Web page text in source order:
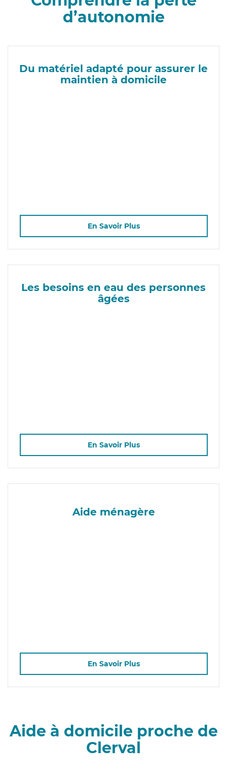
d’autonomie
Du matériel adapté pour assurer le
maintien à domicile
En Savoir Plus
Les besoins en eau des personnes
âgées
En Savoir Plus
Aide ménagère
En Savoir Plus
Aide à domicile proche de
Clerval